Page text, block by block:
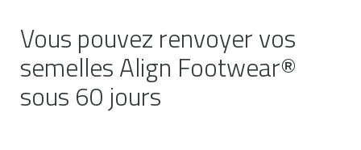
Vous pouvez renvoyer vos
semelles Align Footwear®
sous 60 jours